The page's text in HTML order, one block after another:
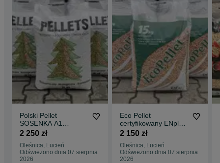
Polski Pellet
SOSENKA A1
oryginalny najlepszy
polski jasny Dostawa
Gratis
2 250 zł
Oleśnica, Lucień
Odświeżono dnia 07 sierpnia
2026
Eco Pellet
certyfikowany ENplus
A1 super jakość
Dostawa gratis
2 150 zł
Oleśnica, Lucień
Odświeżono dnia 07 sierpnia
2026